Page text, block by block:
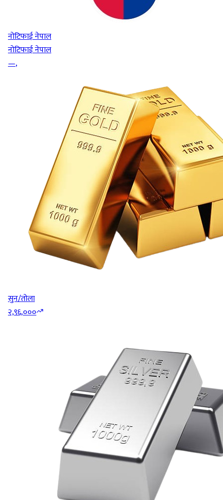
नोटिफाई नेपाल
नोटिफाई नेपाल
—,
सुन/तोला
२,९६,०००